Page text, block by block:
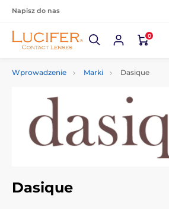
Napisz do nas
0
Wprowadzenie Marki Dasique
Dasique